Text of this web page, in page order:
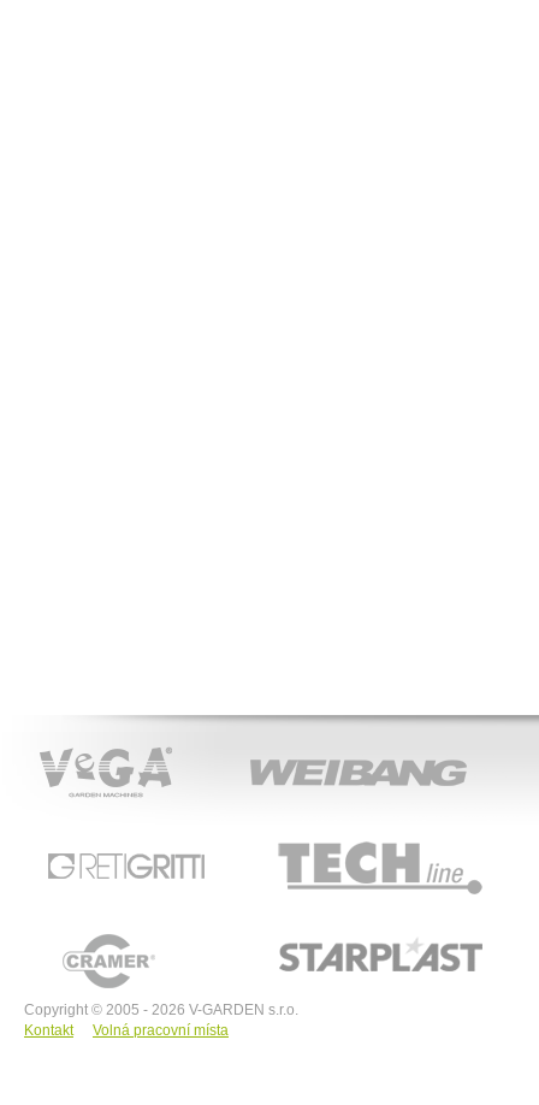
Copyright © 2005 - 2026 V-GARDEN s.r.o.
Kontakt
Volná pracovní místa